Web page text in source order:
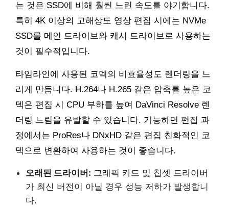
는 것은 SSD에 비해 훨씬 느린 속도를 야기합니다.
특히 4K 이상의 고해상도 영상 편집 시에는 NVMe
SSD를 메인 드라이브와 캐시 드라이브로 사용하는
것이 필수적입니다.
타임라인에 사용된 코덱의 비효율성도 렌더링을 느
리게 만듭니다. H.264나 H.265 같은 압축률 높은 코
덱은 편집 시 CPU 부하를 높여 DaVinci Resolve 렌
더링 느림을 유발할 수 있습니다. 가능하면 편집 과
정에서는 ProRes나 DNxHD 같은 편집 친화적인 코
덱으로 변환하여 사용하는 것이 좋습니다.
오래된 드라이버: 그래픽 카드 및 칩셋 드라이버
가 최신 버전이 아닐 경우 성능 저하가 발생합니
다.